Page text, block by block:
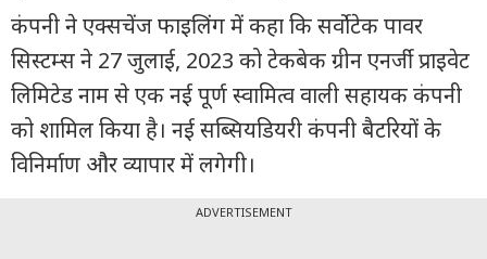
शेयर
बाज़ार
वीडियो
ट्रेंडिंग
कंपनी ने एक्सचेंज फाइलिंग में कहा कि सर्वोटेक पावर
सिस्टम्स ने 27 जुलाई, 2023 को टेकबेक ग्रीन एनर्जी प्राइवेट
लिमिटेड नाम से एक नई पूर्ण स्वामित्व वाली सहायक कंपनी
को शामिल किया है। नई सब्सियडियरी कंपनी बैटरियों के
विनिर्माण और व्यापार में लगेगी।
ADVERTISEMENT